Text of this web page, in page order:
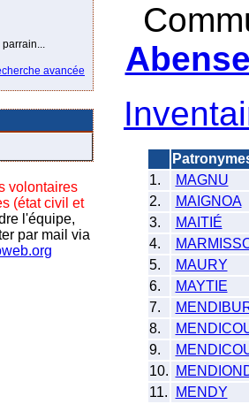
parrain...
avancée
volontaires
(état civil et
l'équipe,
par mail via
1.
MAGNU
2.
MAIGNOA
3.
MAITIÉ
4.
5.
MAURY
6.
MAYTIE
7.
8.
9.
10.
11.
MENDY